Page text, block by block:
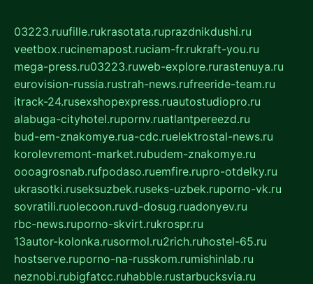
03223.ruufille.rukrasotata.ruprazdnikdushi.ru
veetbox.rucinemapost.ruciam-fr.rukraft-you.ru
mega-press.ru03223.ruweb-explore.rurastenuya.ru
eurovision-russia.rustrah-news.rufreeride-team.ru
itrack-24.rusexshopexpress.ruautostudiopro.ru
alabuga-cityhotel.rupornv.ruatlantpereezd.ru
bud-em-znakomye.rua-cdc.ruelektrostal-news.ru
korolevremont-market.rubudem-znakomye.ru
oooagrosnab.rufpodaso.ruemfire.rupro-otdelky.ru
ukrasotki.ruseksuzbek.ruseks-uzbek.ruporno-vk.ru
sovratili.ruolecoon.ruvd-dosug.ruadonyev.ru
rbc-news.ruporno-skvirt.rukrospr.ru
13autor-kolonka.rusormol.ru2rich.ruhostel-65.ru
hostserve.ruporno-na-russkom.rumishinlab.ru
neznobi.rubigfatcc.ruhabble.rustarbucksvia.ru